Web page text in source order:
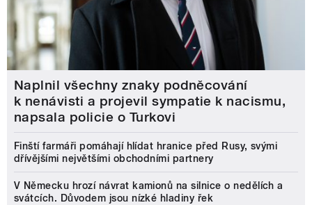
Naplnil všechny znaky podněcování
k nenávisti a projevil sympatie k nacismu,
napsala policie o Turkovi
Finští farmáři pomáhají hlídat hranice před Rusy, svými
dřívějšími největšími obchodními partnery
V Německu hrozí návrat kamionů na silnice o nedělích a
svátcích. Důvodem jsou nízké hladiny řek